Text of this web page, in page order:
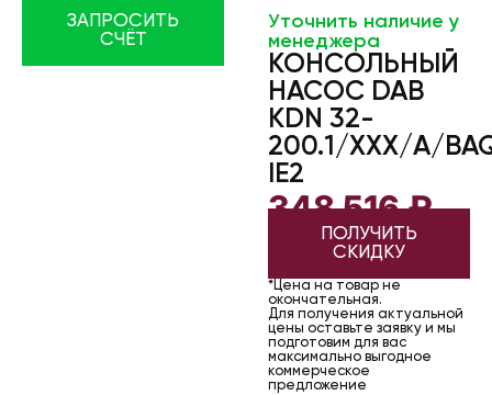
ЗАПРОСИТЬ
СЧЁТ
Уточнить наличие у
менеджера
КОНСОЛЬНЫЙ
НАСОС DAB
KDN 32-
200.1/XXX/A/
IE2
348 516₽
ПОЛУЧИТЬ
СКИДКУ
*Цена на товар не
окончательная.
Для получения актуальной
цены оставьте заявку и мы
подготовим для вас
максимально выгодное
коммерческое
предложение